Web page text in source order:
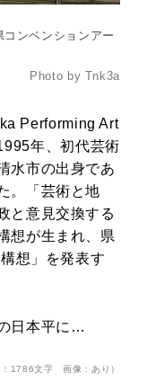
ンベンションアー
Photo by Tnk3a
Performing Art
年、初代芸術
水市の出身であ
。「芸術と地
と意見交換する
想が生まれ、県
想」を発表す
日本平に…
：1786文字 画像：あり）